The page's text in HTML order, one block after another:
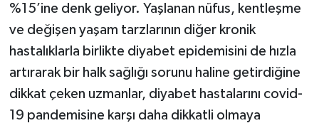
%15’ine denk geliyor. Yaşlanan nüfus, kentleşme
ve değişen yaşam tarzlarının diğer kronik
hastalıklarla birlikte diyabet epidemisini de hızla
artırarak bir halk sağlığı sorunu haline getirdiğine
dikkat çeken uzmanlar, diyabet hastalarını covid-
19 pandemisine karşı daha dikkatli olmaya